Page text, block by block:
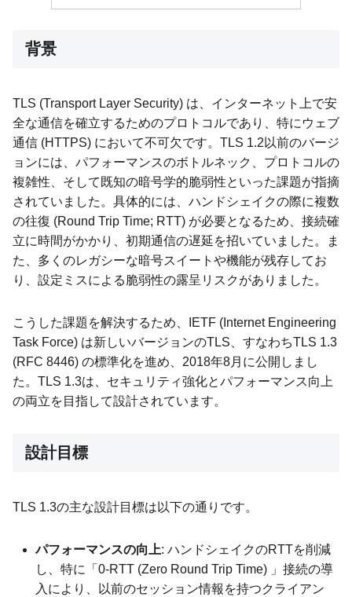
背景
TLS (Transport Layer Security) は、インターネット上で安
全な通信を確立するためのプロトコルであり、特にウェブ
通信 (HTTPS) において不可欠です。TLS 1.2以前のバージ
ョンには、パフォーマンスのボトルネック、プロトコルの
複雑性、そして既知の暗号学的脆弱性といった課題が指摘
されていました。具体的には、ハンドシェイクの際に複数
の往復 (Round Trip Time; RTT) が必要となるため、接続確
立に時間がかかり、初期通信の遅延を招いていました。ま
た、多くのレガシーな暗号スイートや機能が残存してお
り、設定ミスによる脆弱性の露呈リスクがありました。
こうした課題を解決するため、IETF (Internet Engineering
Task Force) は新しいバージョンのTLS、すなわちTLS 1.3
(RFC 8446) の標準化を進め、2018年8月に公開しまし
た。TLS 1.3は、セキュリティ強化とパフォーマンス向上
の両立を目指して設計されています。
設計目標
TLS 1.3の主な設計目標は以下の通りです。
パフォーマンスの向上: ハンドシェイクのRTTを削減
し、特に「0-RTT (Zero Round Trip Time) 」接続の導
入により、以前のセッション情報を持つクライアン